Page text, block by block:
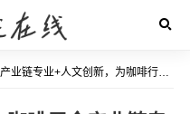
业+人文创新，为咖啡行业注入新活力​